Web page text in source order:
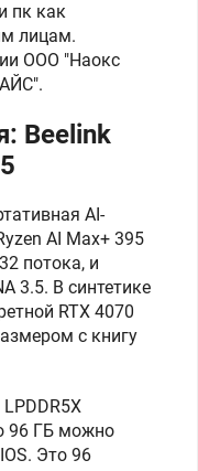
пк как
лицам.
ООО "Наокс
Beelink
AI-
AI Max+ 395
потока, и
3.5. В синтетике
RTX 4070
с книгу
96 ГБ можно
Это 96